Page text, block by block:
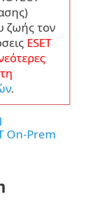
ζωής τον
ESET
.
On-Prem